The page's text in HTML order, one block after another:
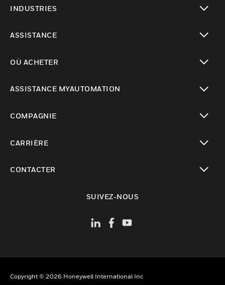
INDUSTRIES
ASSISTANCE
OÙ ACHETER
ASSISTANCE MYAUTOMATION
COMPAGNIE
CARRIÈRE
CONTACTER
SUIVEZ-NOUS
Copyright © 2026 Honeywell International Inc